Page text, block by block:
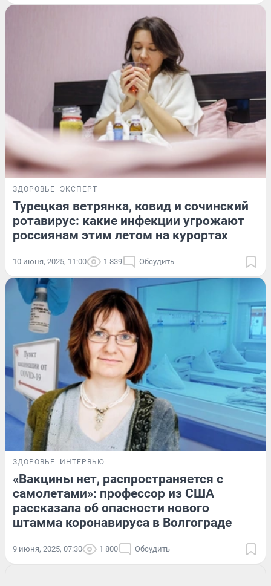
ЗДОРОВЬЕ ЭКСПЕРТ
Турецкая ветрянка, ковид и сочинский
ротавирус: какие инфекции угрожают
россиянам этим летом на курортах
10 июня, 2025, 11:00 1 839 Обсудить
ЗДОРОВЬЕ ИНТЕРВЬЮ
«Вакцины нет, распространяется с
самолетами»: профессор из США
рассказала об опасности нового
штамма коронавируса в Волгограде
9 июня, 2025, 07:30 1 800 Обсудить